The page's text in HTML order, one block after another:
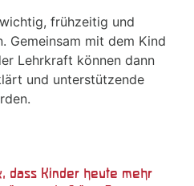
frühzeitig und
Gemeinsam mit dem Kind
Lehrkraft können dann
und unterstützende
dass Kinder heute mehr